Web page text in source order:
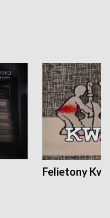
Felietony